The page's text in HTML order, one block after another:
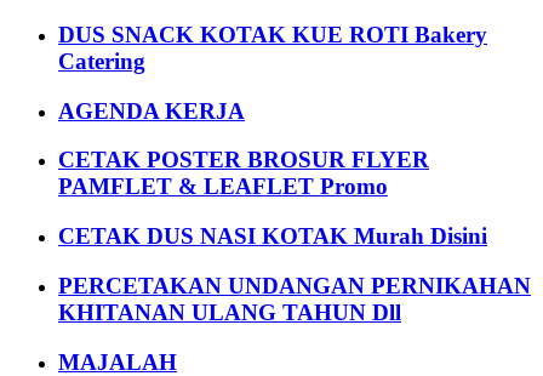
DUS SNACK KOTAK KUE ROTI Bakery
Catering
AGENDA KERJA
CETAK POSTER BROSUR FLYER
PAMFLET & LEAFLET Promo
CETAK DUS NASI KOTAK Murah Disini
PERCETAKAN UNDANGAN PERNIKAHAN
KHITANAN ULANG TAHUN Dll
MAJALAH